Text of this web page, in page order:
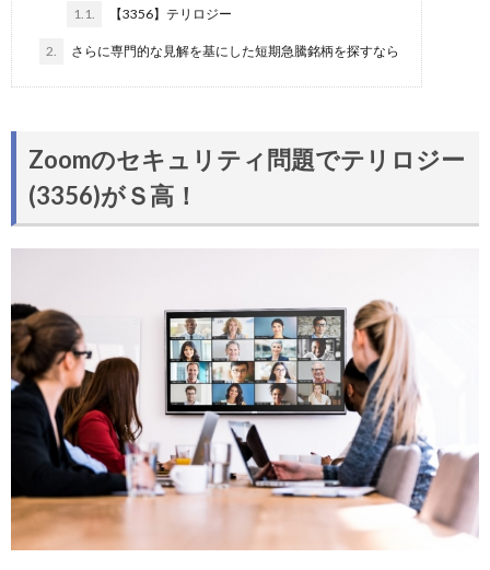
1.1. 【3356】テリロジー
2. さらに専門的な見解を基にした短期急騰銘柄を探すなら
Zoomのセキュリティ問題でテリロジー
(3356)がＳ高！